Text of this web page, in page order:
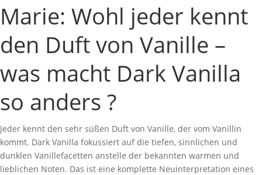
Marie: Wohl jeder kennt
den Duft von Vanille –
was macht Dark Vanilla
so anders ?
Jeder kennt den sehr süßen Duft von Vanille, der vom Vanillin
kommt. Dark Vanilla fokussiert auf die tiefen, sinnlichen und
dunklen Vanillefacetten anstelle der bekannten warmen und
lieblichen Noten. Das ist eine komplette Neuinterpretation eines